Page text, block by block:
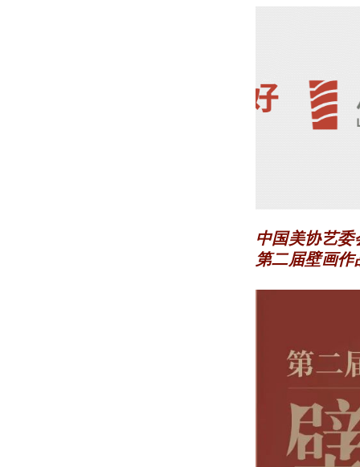
中国美协艺
第二届壁画作